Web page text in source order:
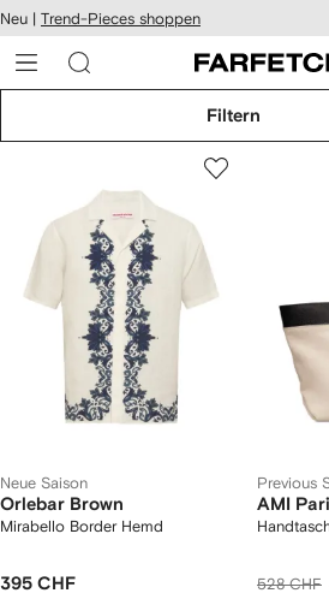
zum
Neu | Trend-Pieces shoppen
Filtern
Neue Saison
Orlebar Brown
Mirabello Border Hemd
395 CHF
Previous
AMI
528 CHF